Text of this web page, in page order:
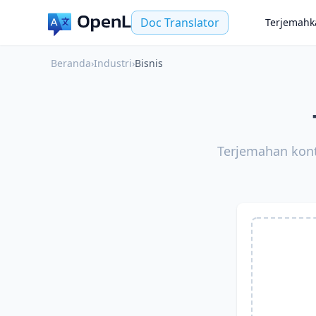
Doc Translator
Beranda›Industri›Bisnis
Terjemahan